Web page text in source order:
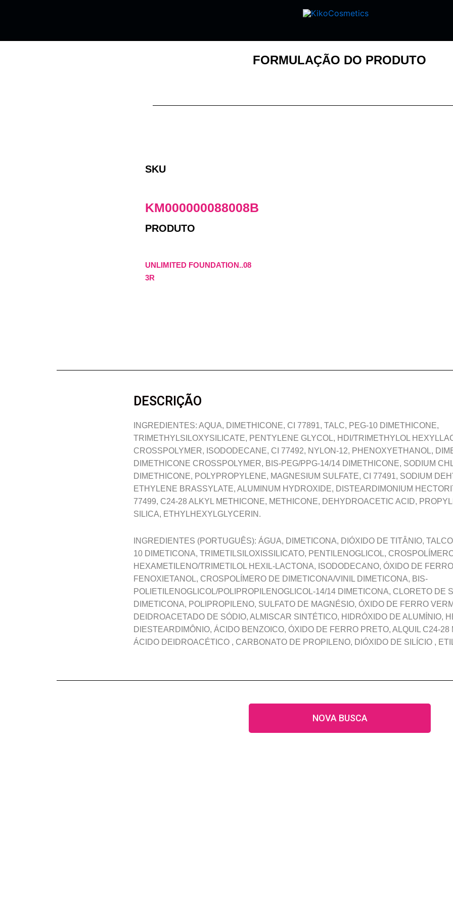
FORMULAÇÃO DO PRODUTO
SKU
KM000000088008B
PRODUTO
UNLIMITED FOUNDATION..08
3R
DESCRIÇÃO
INGREDIENTES: AQUA, DIMETHICONE, CI 77891, TALC, PEG-10 DIMETHICONE,
TRIMETHYLSILOXYSILICATE, PENTYLENE GLYCOL, HDI/TRIMETHYLOL
CROSSPOLYMER, ISODODECANE, CI 77492, NYLON-12, PHENOXYETHANOL,
DIMETHICONE CROSSPOLYMER, BIS-PEG/PPG-14/14 DIMETHICONE, SODIUM
DIMETHICONE, POLYPROPYLENE, MAGNESIUM SULFATE, CI 77491, SODIUM
ETHYLENE BRASSYLATE, ALUMINUM HYDROXIDE, DISTEARDIMONIUM
77499, C24-28 ALKYL METHICONE, METHICONE, DEHYDROACETIC ACID,
SILICA, ETHYLHEXYLGLYCERIN.
INGREDIENTES (PORTUGUÊS): ÁGUA, DIMETICONA, DIÓXIDO DE TITÂNIO,
10 DIMETICONA, TRIMETILSILOXISSILICATO, PENTILENOGLICOL,
HEXAMETILENO/TRIMETILOL HEXIL-LACTONA, ISODODECANO, ÓXIDO DE
FENOXIETANOL, CROSPOLÍMERO DE DIMETICONA/VINIL DIMETICONA, BIS-
POLIETILENOGLICOL/POLIPROPILENOGLICOL-14/14 DIMETICONA, CLORETO DE
DIMETICONA, POLIPROPILENO, SULFATO DE MAGNÉSIO, ÓXIDO DE FERRO
DEIDROACETADO DE SÓDIO, ALMISCAR SINTÉTICO, HIDRÓXIDO DE ALUMÍNIO,
DIESTEARDIMÔNIO, ÁCIDO BENZOICO, ÓXIDO DE FERRO PRETO, ALQUIL C24-28
ÁCIDO DEIDROACÉTICO , CARBONATO DE PROPILENO, DIÓXIDO DE SILÍCIO ,
NOVA BUSCA